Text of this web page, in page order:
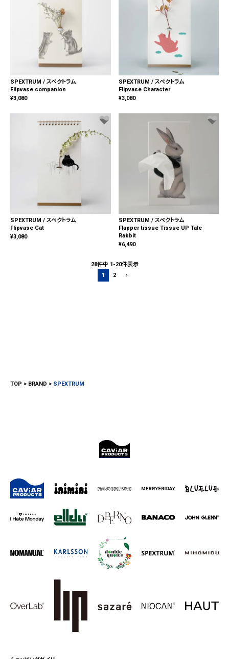
SPEXTRUM / スペクトラム
Flipvase companion
¥3,080
SPEXTRUM / スペクトラム
Flipvase Character
¥3,080
SPEXTRUM / スペクトラム
Flipvase Cat
¥3,080
SPEXTRUM / スペクトラム
Flapper tissue Tissue UP Tale
Rabbit
¥6,490
28件中 1-20件表示
1
2
TOP BRAND SPEXTRUM